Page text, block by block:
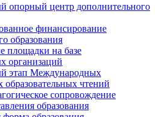
опорный центр дополнительного
финансирование
образования
площадки на базе
организаций
этап Международных
образовательных чтений
сопровождение
образования